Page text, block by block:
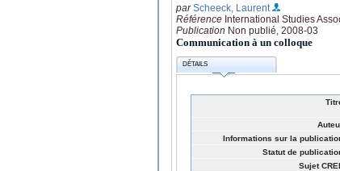
parScheeck, Laurent
Référence International Studies
Publication Non publié, 2008-03
Communication à un colloque
DÉTAILS
Informations sur la
Statut de
Sujet